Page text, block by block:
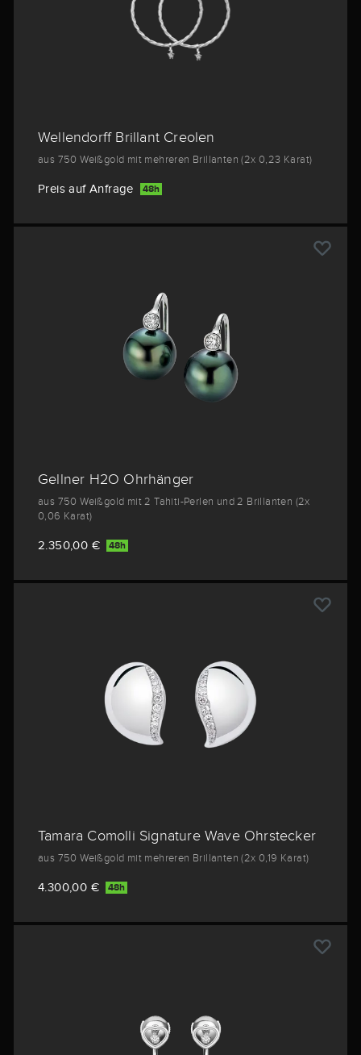
Wellendorff Brillant Creolen
aus 750 Weißgold mit mehreren Brillanten (2x 0,23 Karat)
Preis auf Anfrage 48h
Gellner H2O Ohrhänger
aus 750 Weißgold mit 2 Tahiti-Perlen und 2 Brillanten (2x
0,06 Karat)
2.350,00 € 48h
Tamara Comolli Signature Wave Ohrstecker
aus 750 Weißgold mit mehreren Brillanten (2x 0,19 Karat)
4.300,00 € 48h